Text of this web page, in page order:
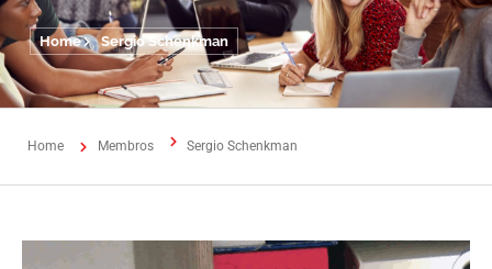
Home Sergio Schenkman
Home Membros Sergio Schenkman